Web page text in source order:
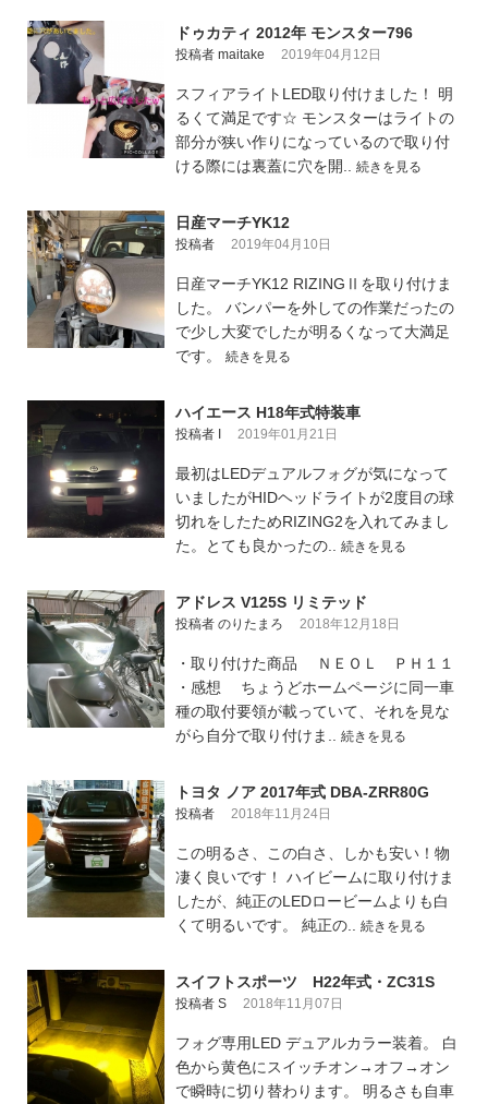
ドゥカティ 2012年 モンスター796
投稿者 maitake 2019年04月12日
スフィアライトLED取り付けました！ 明
るくて満足です☆ モンスターはライトの
部分が狭い作りになっているので取り付
ける際には裏蓋に穴を開.. 続きを見る
日産マーチYK12
投稿者 2019年04月10日
日産マーチYK12 RIZINGⅡを取り付けま
した。 バンパーを外しての作業だったの
で少し大変でしたが明るくなって大満足
です。 続きを見る
ハイエース H18年式特装車
投稿者 I 2019年01月21日
最初はLEDデュアルフォグが気になって
いましたがHIDヘッドライトが2度目の球
切れをしたためRIZING2を入れてみまし
た。とても良かったの.. 続きを見る
アドレス V125S リミテッド
投稿者 のりたまろ 2018年12月18日
・取り付けた商品 ＮＥＯＬ ＰＨ１１
・感想 ちょうどホームページに同一車
種の取付要領が載っていて、それを見な
がら自分で取り付けま.. 続きを見る
トヨタ ノア 2017年式 DBA-ZRR80G
投稿者 2018年11月24日
この明るさ、この白さ、しかも安い！物
凄く良いです！ ハイビームに取り付けま
したが、純正のLEDロービームよりも白
くて明るいです。 純正の.. 続きを見る
スイフトスポーツ H22年式・ZC31S
投稿者 S 2018年11月07日
フォグ専用LED デュアルカラー装着。 白
色から黄色にスイッチオン→オフ→オン
で瞬時に切り替わります。 明るさも自車